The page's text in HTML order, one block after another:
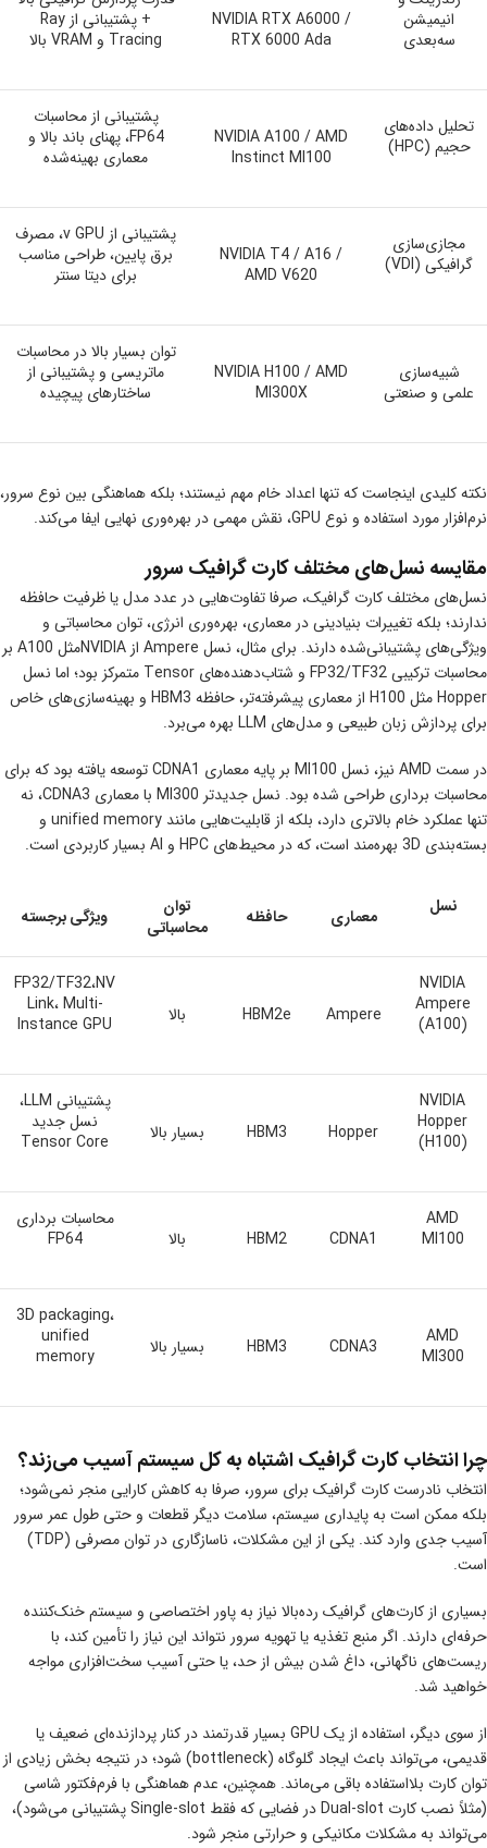
انیمیشن
سه‌بعدی
NVIDIA RTX A6000 /
RTX 6000 Ada
+ پشتیبانی از Ray
Tracing و VRAM بالا
تحلیل داده‌های
حجیم (HPC)
NVIDIA A100 / AMD
Instinct MI100
پشتیبانی از محاسبات
FP64، پهنای باند بالا و
معماری بهینه‌شده
مجازی‌سازی
گرافیکی (VDI)
NVIDIA T4 / A16 /
AMD V620
پشتیبانی از v GPU، مصرف
برق پایین، طراحی مناسب
برای دیتا سنتر
شبیه‌سازی
علمی و صنعتی
NVIDIA H100 / AMD
MI300X
توان بسیار بالا در محاسبات
ماتریسی و پشتیبانی از
ساختارهای پیچیده
نکته کلیدی اینجاست که تنها اعداد خام مهم نیستند؛ بلکه هماهنگی بین نوع سرور،
نرم‌افزار مورد استفاده و نوع GPU، نقش مهمی در بهره‌وری نهایی ایفا می‌کند.
مقایسه نسل‌های مختلف کارت گرافیک سرور
نسل‌های مختلف کارت گرافیک، صرفا تفاوت‌هایی در عدد مدل یا ظرفیت حافظه
ندارند؛ بلکه تغییرات بنیادینی در معماری، بهره‌وری انرژی، توان محاسباتی و
ویژگی‌های پشتیبانی‌شده دارند. برای مثال، نسل Ampere از NVIDIAمثل A100 بر
محاسبات ترکیبی FP32/TF32 و شتاب‌دهنده‌های Tensor متمرکز بود؛ اما نسل
Hopper مثل H100 از معماری پیشرفته‌تر، حافظه HBM3 و بهینه‌سازی‌های خاص
برای پردازش زبان طبیعی و مدل‌های LLM بهره می‌برد.
در سمت AMD نیز، نسل MI100 بر پایه معماری CDNA1 توسعه یافته بود که برای
محاسبات برداری طراحی شده بود. نسل جدیدتر MI300 با معماری CDNA3، نه
تنها عملکرد خام بالاتری دارد، بلکه از قابلیت‌هایی مانند unified memory و
بسته‌بندی 3D بهره‌مند است، که در محیط‌های HPC و AI بسیار کاربردی است.
نسل معماری حافظه
توان
محاسباتی
ویژگی برجسته
NVIDIA
Ampere
(A100)
Ampere
HBM2e بالا
FP32/TF32،NV
Link، Multi-
Instance GPU
NVIDIA
Hopper
(H100)
Hopper
HBM3 بسیار بالا
پشتیبانی LLM،
نسل جدید
Tensor Core
AMD
MI100
CDNA1
HBM2 بالا
محاسبات برداری
FP64
AMD
MI300
CDNA3
HBM3 بسیار بالا
3D packaging،
unified
memory
چرا انتخاب کارت گرافیک اشتباه به کل سیستم آسیب می‌زند؟
انتخاب نادرست کارت گرافیک برای سرور، صرفا به کاهش کارایی منجر نمی‌شود؛
بلکه ممکن است به پایداری سیستم، سلامت دیگر قطعات و حتی طول عمر سرور
آسیب جدی وارد کند. یکی از این مشکلات، ناسازگاری در توان مصرفی (TDP)
است.
بسیاری از کارت‌های گرافیک رده‌بالا نیاز به پاور اختصاصی و سیستم خنک‌کننده
حرفه‌ای دارند. اگر منبع تغذیه یا تهویه‌ سرور نتواند این نیاز را تأمین کند، با
ریست‌های ناگهانی، داغ شدن بیش از حد، یا حتی آسیب سخت‌افزاری مواجه
خواهید شد.
از سوی دیگر، استفاده از یک GPU بسیار قدرتمند در کنار پردازنده‌ای ضعیف یا
قدیمی، می‌تواند باعث ایجاد گلوگاه (bottleneck) شود؛ در نتیجه بخش زیادی از
توان کارت بلااستفاده باقی می‌ماند. همچنین، عدم هماهنگی با فرم‌فکتور شاسی
(مثلاً نصب کارت Dual-slot در فضایی که فقط Single-slot پشتیبانی می‌شود)،
می‌تواند به مشکلات مکانیکی و حرارتی منجر شود.